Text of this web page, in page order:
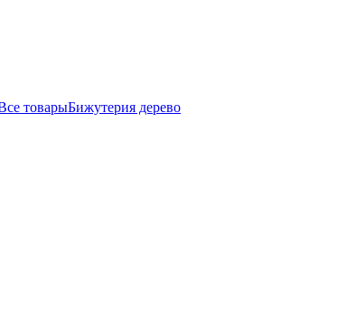
товарыБижутерия дерево